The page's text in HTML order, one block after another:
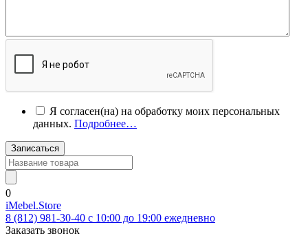
Я согласен(на) на обработку моих персональных
данных. Подробнее…
Записаться
0
iMebel.Store
8 (812) 981-30-40 c 10:00 до 19:00 ежедневно
Заказать звонок